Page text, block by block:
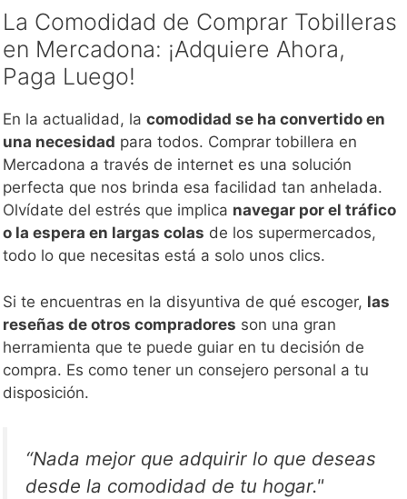
La Comodidad de Comprar Tobilleras
en Mercadona: ¡Adquiere Ahora,
Paga Luego!
En la actualidad, la comodidad se ha convertido en
una necesidad para todos. Comprar tobillera en
Mercadona a través de internet es una solución
perfecta que nos brinda esa facilidad tan anhelada.
Olvídate del estrés que implica navegar por el tráfico
o la espera en largas colas de los supermercados,
todo lo que necesitas está a solo unos clics.
Si te encuentras en la disyuntiva de qué escoger, las
reseñas de otros compradores son una gran
herramienta que te puede guiar en tu decisión de
compra. Es como tener un consejero personal a tu
disposición.
“Nada mejor que adquirir lo que deseas
desde la comodidad de tu hogar."